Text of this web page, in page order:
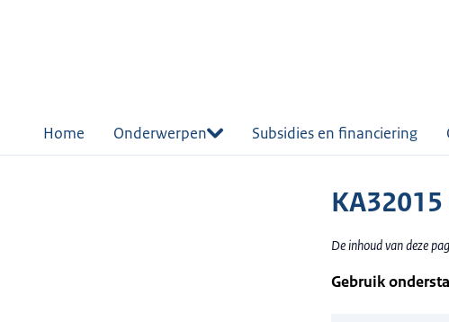
Home Onderwerpen Subsidies en financiering
KA32015
De inhoud van deze
Gebruik